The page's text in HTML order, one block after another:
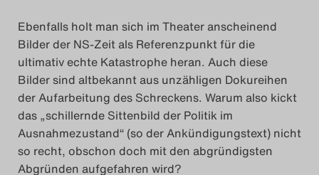
Ebenfalls holt man sich im Theater anscheinend
Bilder der NS-Zeit als Referenzpunkt für die
ultimativ echte Katastrophe heran. Auch diese
Bilder sind altbekannt aus unzähligen Dokureihen
der Aufarbeitung des Schreckens. Warum also kickt
das „schillernde Sittenbild der Politik im
Ausnahmezustand“ (so der Ankündigungstext) nicht
so recht, obschon doch mit den abgründigsten
Abgründen aufgefahren wird?